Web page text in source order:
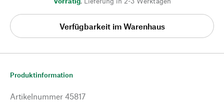
Verfügbarkeit im Warenhaus
Produktinformation
Artikelnummer 45817